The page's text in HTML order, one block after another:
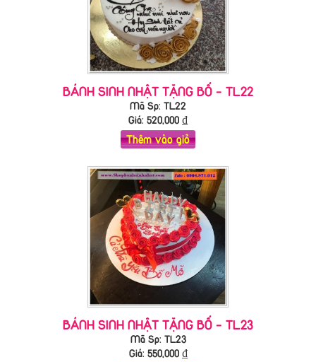
BÁNH SINH NHẬT TẶNG BỐ - TL22
Mã Sp: TL22
Giá: 520,000₫
Thêm vào giỏ
BÁNH SINH NHẬT TẶNG BỐ - TL23
Mã Sp: TL23
Giá: 550,000₫